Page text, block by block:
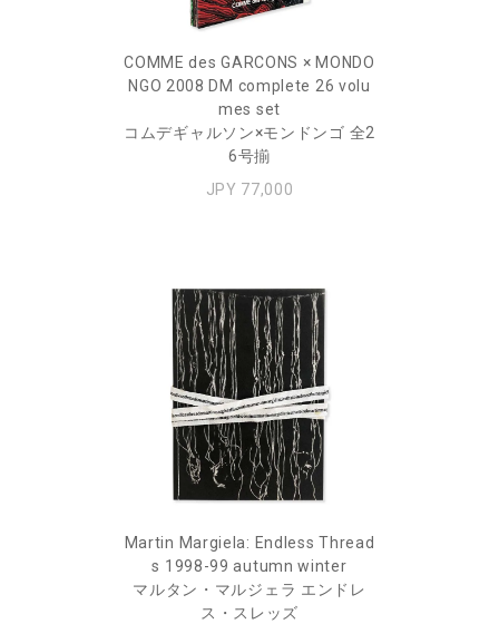
COMME des GARCONS × MONDO
NGO 2008 DM complete 26 volu
mes set
コムデギャルソン×モンドンゴ 全2
6号揃
JPY 77,000
Martin Margiela: Endless Thread
s 1998-99 autumn winter
マルタン・マルジェラ エンドレ
ス・スレッズ